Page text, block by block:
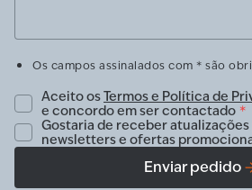
Os campos assinalados com * são
Aceito osTermos e Política de
e concordo em ser contactado *
Gostaria de receber
newsletters e ofertas
Enviar pedido